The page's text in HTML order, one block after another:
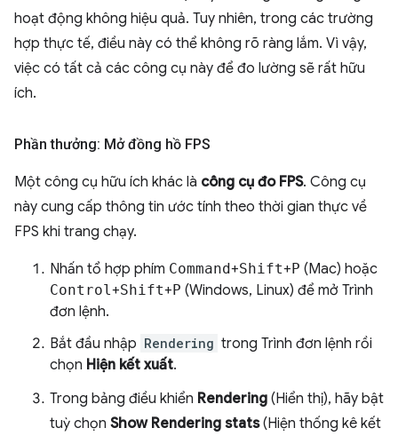
hoạt động không hiệu quả. Tuy nhiên, trong các trường
hợp thực tế, điều này có thể không rõ ràng lắm. Vì vậy,
việc có tất cả các công cụ này để đo lường sẽ rất hữu
ích.
Phần thưởng: Mở đồng hồ FPS
Một công cụ hữu ích khác là công cụ đo FPS. Công cụ
này cung cấp thông tin ước tính theo thời gian thực về
FPS khi trang chạy.
Nhấn tổ hợp phím Command+Shift+P (Mac) hoặc
Control +Shift+P (Windows, Linux) để mở Trình
đơn lệnh.
Bắt đầu nhập Rendering trong Trình đơn lệnh rồi
chọn Hiện kết xuất.
Trong bảng điều khiển Rendering (Hiển thị), hãy bật
tuỳ chọn Show Rendering stats(Hiện thống kê kết